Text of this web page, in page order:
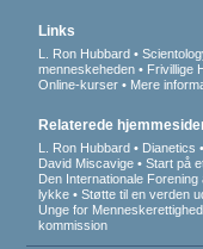
Links
L. Ron Hubbard
menneskeheden
Frivillige
Online-kurser
Mere
Relaterede
L. Ron Hubbard Dianetics
David Miscavige
Start på
Den Internationale Forening
lykke Støtte til en verden
Unge for
kommission